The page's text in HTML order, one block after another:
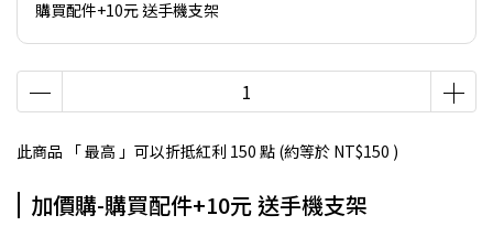
購買配件+10元 送手機支架
此商品 「 最高 」可以折抵紅利 150 點 (約等於 NT$150 )
加價購-購買配件+10元 送手機支架